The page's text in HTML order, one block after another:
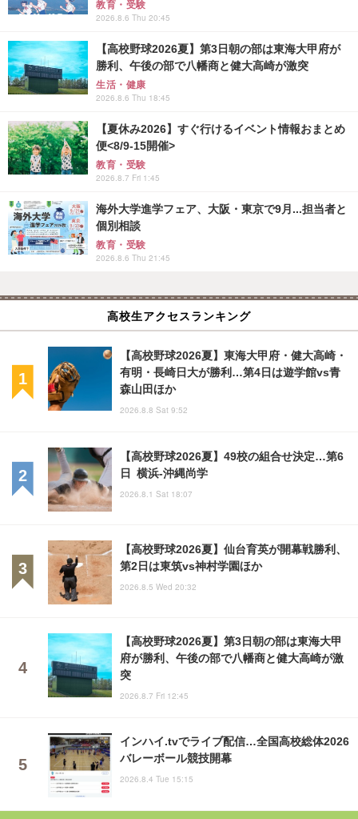
教育・受験
2026.8.6 Thu 20:45
【高校野球2026夏】第3日朝の部は東海大甲府が
勝利、午後の部で八幡商と健大高崎が激突
生活・健康
2026.8.6 Thu 18:45
【夏休み2026】すぐ行けるイベント情報おまとめ
便<8/9-15開催>
教育・受験
2026.8.7 Fri 1:45
海外大学進学フェア、大阪・東京で9月...担当者と
個別相談
教育・受験
2026.8.6 Thu 21:45
高校生アクセスランキング
【高校野球2026夏】東海大甲府・健大高崎・
有明・長崎日大が勝利…第4日は遊学館vs青
森山田ほか
2026.8.8 Sat 9:52
【高校野球2026夏】49校の組合せ決定…第6
日 横浜-沖縄尚学
2026.8.1 Sat 18:07
【高校野球2026夏】仙台育英が開幕戦勝利、
第2日は東筑vs神村学園ほか
2026.8.5 Wed 20:32
【高校野球2026夏】第3日朝の部は東海大甲
府が勝利、午後の部で八幡商と健大高崎が激
突
2026.8.7 Fri 12:45
インハイ.tvでライブ配信…全国高校総体2026
バレーボール競技開幕
2026.8.4 Tue 15:15